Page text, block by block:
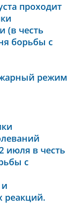
проходит
(в честь
борьбы с
режим
июля в честь
с
реакций.